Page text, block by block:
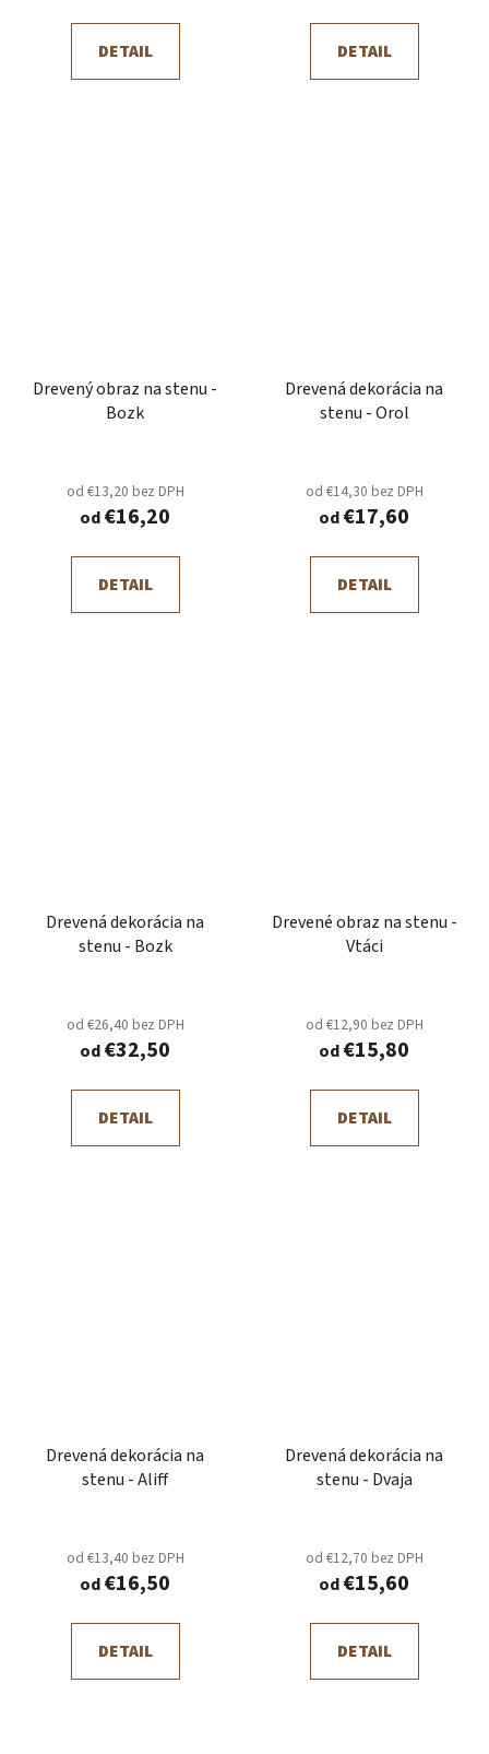
DETAIL DETAIL
Drevený obraz na stenu -
Bozk
od €13,20 bez DPH
od€16,20
DETAIL
Drevená dekorácia na
stenu - Orol
od €14,30 bez DPH
od€17,60
DETAIL
Drevená dekorácia na
stenu - Bozk
od €26,40 bez DPH
od€32,50
DETAIL
Drevené obraz na stenu -
Vtáci
od €12,90 bez DPH
od€15,80
DETAIL
Drevená dekorácia na
stenu - Aliff
od €13,40 bez DPH
od€16,50
DETAIL
Drevená dekorácia na
stenu - Dvaja
od €12,70 bez DPH
od€15,60
DETAIL